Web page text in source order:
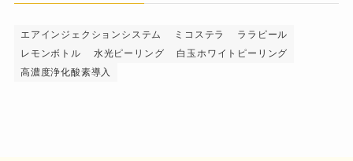
エアインジェクションシステム ミコステラ
ララピール
レモンボトル
水光ピーリング
白玉ホワイトピーリング
高濃度浄化酸素導入